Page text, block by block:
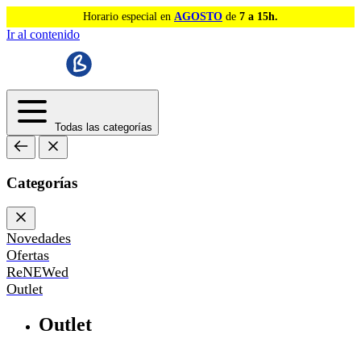
Horario especial en AGOSTO de 7 a 15h.
Ir al contenido
Todas las categorías
Categorías
Novedades
Ofertas
ReNEWed
Outlet
Outlet